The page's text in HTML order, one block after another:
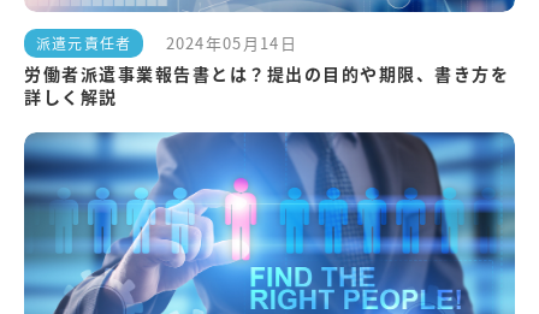
派遣元責任者 2024年05月14日
労働者派遣事業報告書とは？提出の目的や期限、書き方を
詳しく解説